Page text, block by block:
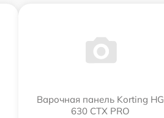
Варочная панель Korting HG
630 CTX PRO